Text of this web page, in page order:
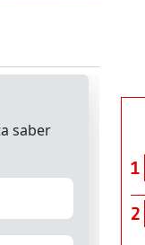
1
2